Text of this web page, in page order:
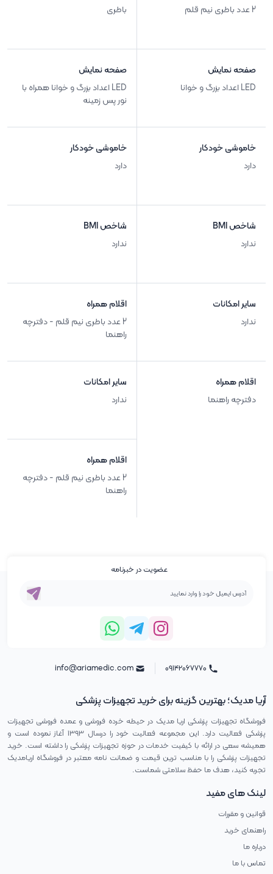
2 عدد باطری نیم قلم
صفحه نمایش
LED اعداد بزرگ و خوانا
خاموشی خودکار
دارد
شاخص BMI
ندارد
سایر امکانات
ندارد
اقلام همراه
دفترچه راهنما
باطری
صفحه نمایش
LED اعداد بزرگ و خوانا همراه با
نور پس زمینه
خاموشی خودکار
دارد
شاخص BMI
ندارد
اقلام همراه
2 عدد باطری نیم قلم - دفترچه
راهنما
سایر امکانات
ندارد
اقلام همراه
2 عدد باطری نیم قلم - دفترچه
راهنما
عضویت در خبرنامه
آریا مدیک؛ بهترین گزینه برای خرید تجهیزات پزشکی
فروشگاه تجهیزات پزشکی اریا مدیک در حیطه خرده فروشی و عمده فروشی تجهیزات
پزشکی فعالیت دارد. این مجموعه فعالیت خود را درسال ۱۳۹۳ آغاز نموده است و
همیشه سعی در ارائه با کیفیت خدمات در حوزه تجهیزات پزشکی را داشته است. خرید
تجهیزات پزشکی را با مناسب ترین قیمت و ضمانت نامه معتبر در فروشگاه اریامدیک
تجربه کنید، هدف ما حفظ سلامتی شماست.
لینک های مفید
قوانین و مقررات
راهنمای خرید
درباره ما
تماس با ما